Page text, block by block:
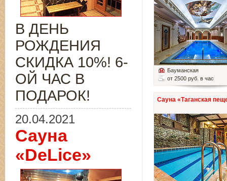
Бауманская
от 2500 руб. в час
Сауна «Таганская
В ДЕНЬ
РОЖДЕНИЯ
СКИДКА 10%! 6-
ОЙ ЧАС В
ПОДАРОК!
20.04.2021
Сауна
«DeLice»